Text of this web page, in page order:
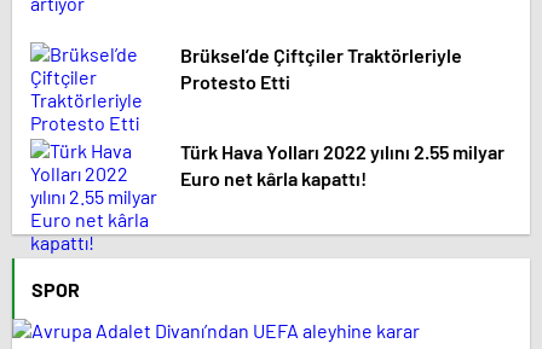
Brüksel’de Çiftçiler Traktörleriyle
Protesto Etti
Türk Hava Yolları 2022 yılını 2.55 milyar
Euro net kârla kapattı!
SPOR